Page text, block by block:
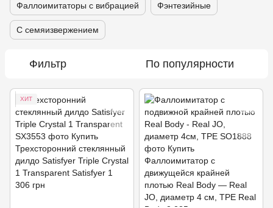
Фаллоимитаторы с вибрацией Фэнтезийные
С семяизвержением
Фильтр По популярности
ХИТ